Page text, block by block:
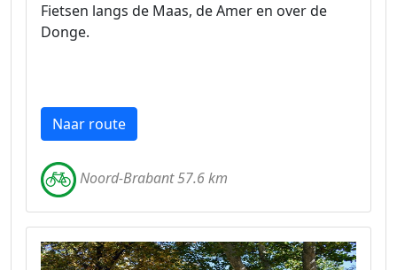
Fietsen langs de Maas, de Amer en over de
Donge.
Naar route
Noord-Brabant 57.6 km